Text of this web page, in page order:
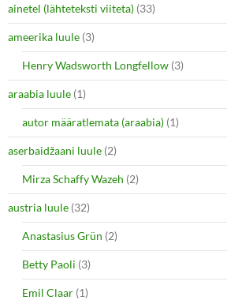
t
t
e
r
(
O
p
e
n
n
n
w
w
i
n
d
o
)
e
b
o
o
k
(
O
p
e
n
i
n
n
e
w
w
i
n
d
w
)
ainetel (lähteteksti viiteta) (33)
ameerika luule (3)
Henry Wadsworth Longfellow (3)
araabia luule (1)
autor määratlemata (araabia) (1)
aserbaidžaani luule (2)
Mirza Schaffy Wazeh (2)
austria luule (32)
Anastasius Grün (2)
Betty Paoli (3)
Emil Claar (1)